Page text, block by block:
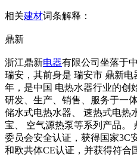
相关建材词条解释：
鼎新
浙江鼎新电器有限公司坐落于
瑞安，其前身是 瑞安市 鼎新
年，是中国 电热水器行业的创
研发、生产、销售、服务于一
储水式电热水器、 速热式电热
宝、 空气源热泵等系列产品。
委员会安全认证，获得国家3C
和欧共体CE认证，并获得符合